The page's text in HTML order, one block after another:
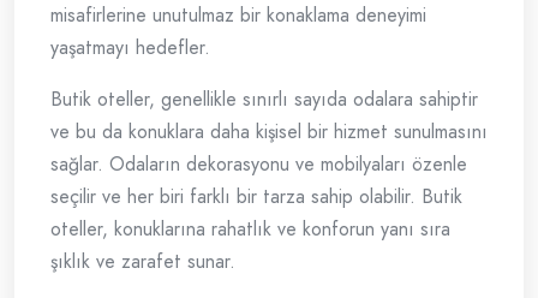
misafirlerine unutulmaz bir konaklama deneyimi
yaşatmayı hedefler.
Butik oteller, genellikle sınırlı sayıda odalara sahiptir
ve bu da konuklara daha kişisel bir hizmet sunulmasını
sağlar. Odaların dekorasyonu ve mobilyaları özenle
seçilir ve her biri farklı bir tarza sahip olabilir. Butik
oteller, konuklarına rahatlık ve konforun yanı sıra
şıklık ve zarafet sunar.